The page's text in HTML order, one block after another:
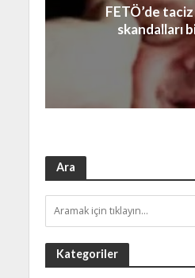
FETÖ’de
skandalları
Ara
Kategoriler